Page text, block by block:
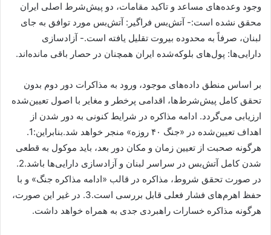
وجود وعده‌های مساعد و تاکید مقامات، دو پیش‌شرط اصلی ایران
محقق نشده است:- آتش‌بس فراگیر: آتش‌بس مورد توافق به جای
لبنان، صرفاً به محدوده بیروت تقلیل یافته است.- آزادسازی
دارایی‌ها: پول‌های بلوکه‌شده ایران همچنان در حصار باقی مانده‌اند.
بر اساس منطق داده‌های موجود، ورود به مذاکرات دور دوم بدون
تحقق کامل پیش‌شرط‌ها، اقدامی پرخطر و مغایر با اصول تعیین‌شده
ارزیابی می‌گردد. ادامه مذاکره در شرایط کنونی به دور شدن از
اهداف تعیین‌شده در «جنگ ۴۰ روزه» منجر خواهد شد.بنابراین:1.
هرگونه صحبت از تعیین زمان و مکان دور بعد، باید موکول به قطعی
شدن کامل آتش‌بس در سراسر لبنان و آزادسازی دارایی‌ها باشد.2.
در صورت تحقق شروط، مذاکره در قالب «ادامه مذاکره جنگ» و با
حفظ اهرم‌های فشار فعلی قابل بررسی است.3. در غیر این صورت،
هرگونه مذاکره خسارات راهبردی جدی به همراه خواهد داشت.